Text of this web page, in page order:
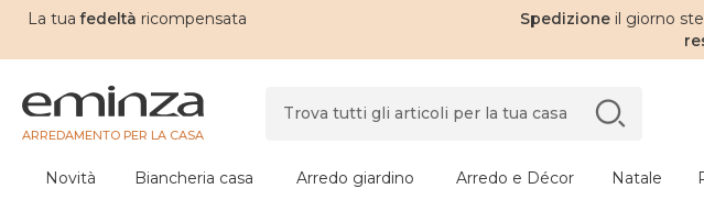
La tua fedeltà ricompensata Spedizione il giorno
ARREDAMENTO PER LA CASA
Novità Biancheria casa Arredo giardino Arredo e Décor Natale